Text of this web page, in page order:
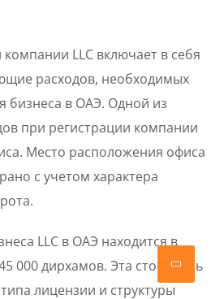
LLC включает в себя
расходов, необходимых
бизнеса в ОАЭ. Одной из
при регистрации компании
Место расположения офиса
с учетом характера
LLC в ОАЭ находится в
000 дирхамов. Эта стоимость
лицензии и структуры